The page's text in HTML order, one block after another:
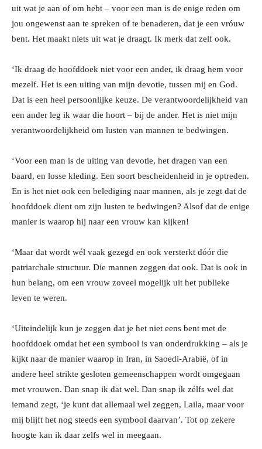
uit wat je aan of om hebt – voor een man is de enige reden om
jou ongewenst aan te spreken of te benaderen, dat je een vróuw
bent. Het maakt niets uit wat je draagt. Ik merk dat zelf ook.
‘Ik draag de hoofddoek niet voor een ander, ik draag hem voor
mezelf. Het is een uiting van mijn devotie, tussen mij en God.
Dat is een heel persoonlijke keuze. De verantwoordelijkheid van
een ander leg ik waar die hoort – bij de ander. Het is niet mijn
verantwoordelijkheid om lusten van mannen te bedwingen.
‘Voor een man is de uiting van devotie, het dragen van een
baard, en losse kleding. Een soort bescheidenheid in je optreden.
En is het niet ook een belediging naar mannen, als je zegt dat de
hoofddoek dient om zijn lusten te bedwingen? Alsof dat de enige
manier is waarop hij naar een vrouw kan kijken!
‘Maar dat wordt wél vaak gezegd en ook versterkt dóór die
patriarchale structuur. Die mannen zeggen dat ook. Dat is ook in
hun belang, om een vrouw zoveel mogelijk uit het publieke
leven te weren.
‘Uiteindelijk kun je zeggen dat je het niet eens bent met de
hoofddoek omdat het een symbool is van onderdrukking – als je
kijkt naar de manier waarop in Iran, in Saoedi-Arabië, of in
andere heel strikte gesloten gemeenschappen wordt omgegaan
met vrouwen. Dan snap ik dat wel. Dan snap ik zélfs wel dat
iemand zegt, ‘je kunt dat allemaal wel zeggen, Laila, maar voor
mij blijft het nog steeds een symbool daarvan’. Tot op zekere
hoogte kan ik daar zelfs wel in meegaan.